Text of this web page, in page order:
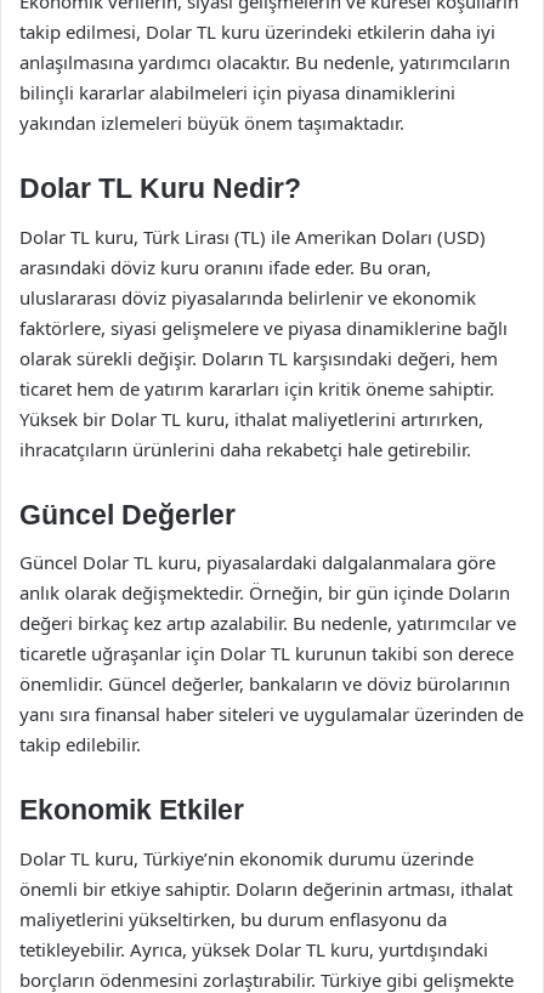
takip edilmesi, Dolar TL kuru üzerindeki etkilerin daha iyi
anlaşılmasına yardımcı olacaktır. Bu nedenle, yatırımcıların
bilinçli kararlar alabilmeleri için piyasa dinamiklerini
yakından izlemeleri büyük önem taşımaktadır.
Dolar TL Kuru Nedir?
Dolar TL kuru, Türk Lirası (TL) ile Amerikan Doları (USD)
arasındaki döviz kuru oranını ifade eder. Bu oran,
uluslararası döviz piyasalarında belirlenir ve ekonomik
faktörlere, siyasi gelişmelere ve piyasa dinamiklerine bağlı
olarak sürekli değişir. Doların TL karşısındaki değeri, hem
ticaret hem de yatırım kararları için kritik öneme sahiptir.
Yüksek bir Dolar TL kuru, ithalat maliyetlerini artırırken,
ihracatçıların ürünlerini daha rekabetçi hale getirebilir.
Güncel Değerler
Güncel Dolar TL kuru, piyasalardaki dalgalanmalara göre
anlık olarak değişmektedir. Örneğin, bir gün içinde Doların
değeri birkaç kez artıp azalabilir. Bu nedenle, yatırımcılar ve
ticaretle uğraşanlar için Dolar TL kurunun takibi son derece
önemlidir. Güncel değerler, bankaların ve döviz bürolarının
yanı sıra finansal haber siteleri ve uygulamalar üzerinden de
takip edilebilir.
Ekonomik Etkiler
Dolar TL kuru, Türkiye’nin ekonomik durumu üzerinde
önemli bir etkiye sahiptir. Doların değerinin artması, ithalat
maliyetlerini yükseltirken, bu durum enflasyonu da
tetikleyebilir. Ayrıca, yüksek Dolar TL kuru, yurtdışındaki
borçların ödenmesini zorlaştırabilir. Türkiye gibi gelişmekte